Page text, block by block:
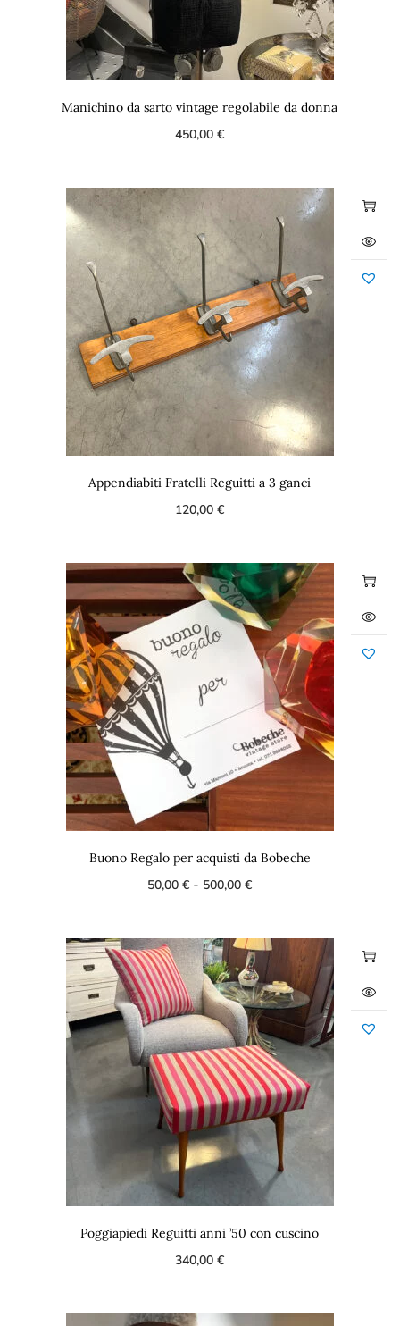
Manichino da sarto vintage regolabile da donna
450,00€
Appendiabiti Fratelli Reguitti a 3 ganci
120,00€
Buono Regalo per acquisti da Bobeche
50,00€ - 500,00€
Poggiapiedi Reguitti anni ’50 con cuscino
340,00€